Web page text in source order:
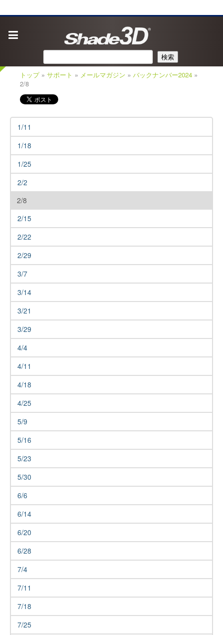
検索
トップ» サポート » メールマガジン » バックナンバー2024 »
2/8
1/11
1/18
1/25
2/2
2/8
2/15
2/22
2/29
3/7
3/14
3/21
3/29
4/4
4/11
4/18
4/25
5/9
5/16
5/23
5/30
6/6
6/14
6/20
6/28
7/4
7/11
7/18
7/25